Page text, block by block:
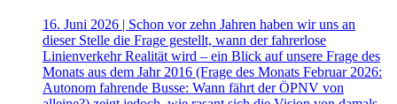
16. Juni 2026 | Schon vor zehn Jahren haben wir uns an
dieser Stelle die Frage gestellt, wann der fahrerlose
Linienverkehr Realität wird – ein Blick auf unsere Frage des
Monats aus dem Jahr 2016 (Frage des Monats Februar 2026:
Autonom fahrende Busse: Wann fährt der ÖPNV von